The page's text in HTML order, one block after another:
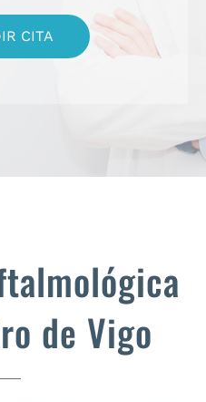
CITA
de Vigo